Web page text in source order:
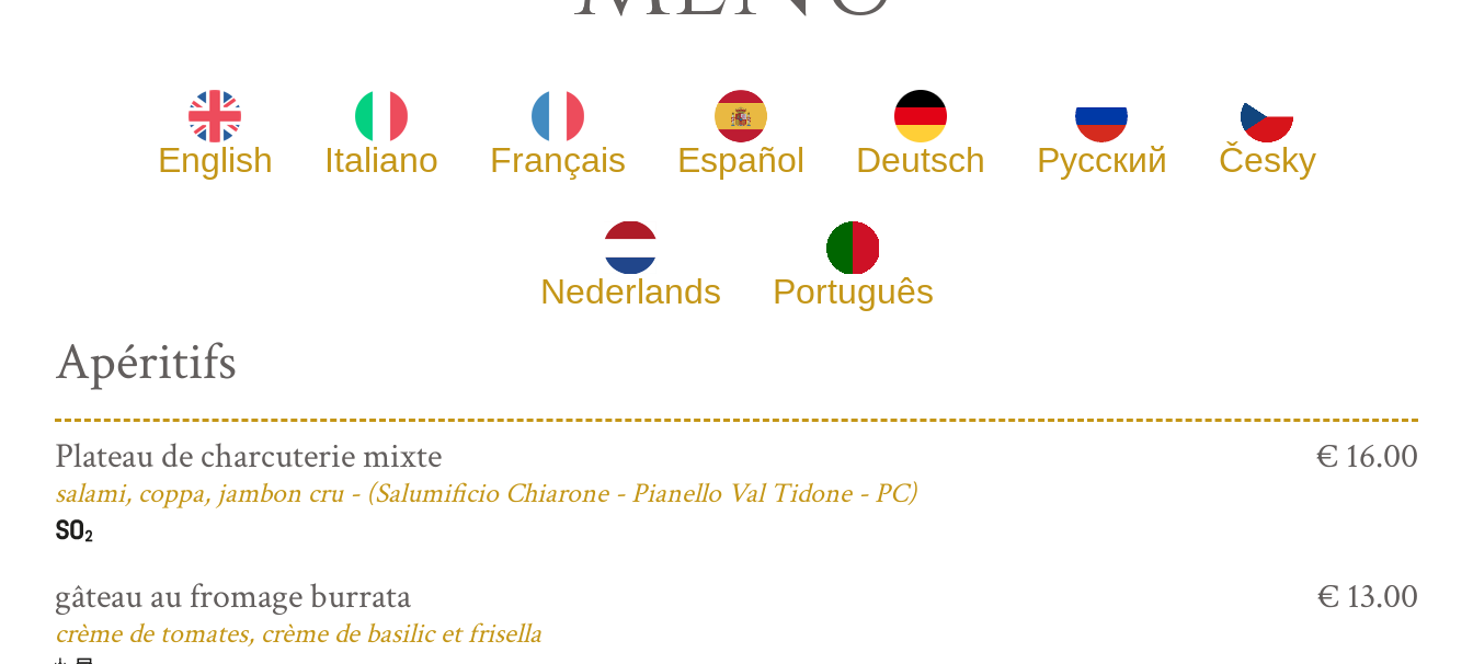
English Italiano Français Español Deutsch Русский Česky
Nederlands Português
Apéritifs
Plateau de charcuterie mixte
salami, coppa, jambon cru - (Salumificio Chiarone - Pianello Val Tidone - PC)
€ 16.00
gâteau au fromage burrata
crème de tomates, crème de basilic et frisella
€ 13.00